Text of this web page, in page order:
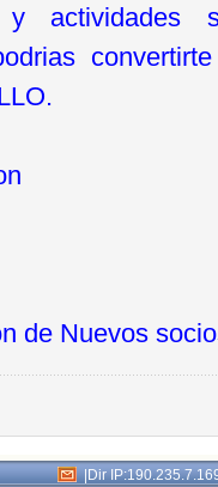
y actividades
de Nuevos
|Dir